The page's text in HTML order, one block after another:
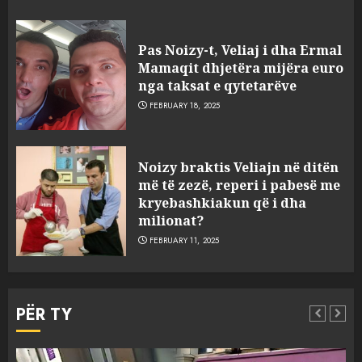
Pas Noizy-t, Veliaj i dha Ermal
Mamaqit dhjetëra mijëra euro
nga taksat e qytetarëve
FEBRUARY 18, 2025
Noizy braktis Veliajn në ditën
më të zezë, reperi i pabesë me
kryebashkiakun që i dha
milionat?
FEBRUARY 11, 2025
PËR TY
5
ngjau me Talo Çelën”,
dëshmia e Nuredin Dumanit
flet për PERSONAT që e
plagosën!
1
Punonjësja e UKT akuzon
drejtorin Skerdi Drenova dhe
“bosen” Joana Nano për
abuzim me fondet publike dhe
pasuri të pajustifikuar
Kokëdhimën (VIDEO)